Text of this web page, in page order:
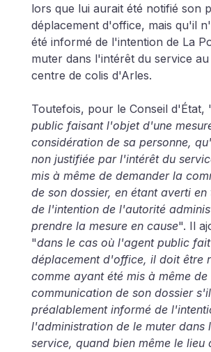
lors que lui aurait été notifié son
déplacement d'office, mais qu'il
été informé de l'intention de La
muter dans l'intérêt du service au
centre de colis d'Arles.
Toutefois, pour le Conseil d'État,
public faisant l'objet d'une
considération de sa personne,
non justifiée par l'intérêt du
mis à même de demander la
de son dossier, en étant averti en
de l'intention de l'autorité
prendre la mesure en cause". Il
"dans le cas où l'agent public
déplacement d'office, il doit être
comme ayant été mis à même
communication de son dossier
préalablement informé de
l'administration de le muter dans
service, quand bien même le lieu